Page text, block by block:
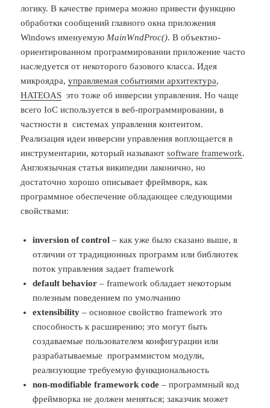
логику. В качестве примера можно привести функцию
обработки сообщений главного окна приложения
Windows именуемуюMainWndProc(). В объектно-
ориентированном программировании приложение часто
наследуется от некоторого базового класса. Идея
микроядра,управляемая событиями архитектура,
HATEOAS это тоже об инверсии управления. Но чаще
всего IoC используется в веб-программировании, в
частности в системах управления контентом.
Реализация идеи инверсии управления воплощается в
инструментарии, который называютsoftware framework.
Англоязычная статья википедии лаконично, но
достаточно хорошо описывает фреймворк, как
программное обеспечение обладающее следующими
свойствами:
inversion of control – как уже было сказано выше, в
отличии от традиционных программ или библиотек
поток управления задает framework
default behavior – framework обладает некоторым
полезным поведением по умолчанию
extensibility – основное свойство framework это
способность к расширению; это могут быть
создаваемые пользователем конфигурации или
разрабатываемые программистом модули,
реализующие требуемую функциональность
non-modifiable framework code – программный код
фреймворка не должен меняться; заказчик может